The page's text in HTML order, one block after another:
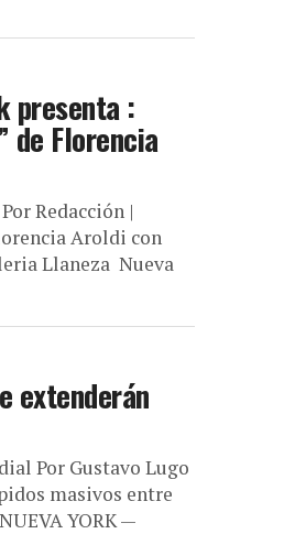
presenta :
de Florencia
Redacción |
Aroldi con
Llaneza Nueva
extenderán
Por Gustavo Lugo
masivos entre
YORK —